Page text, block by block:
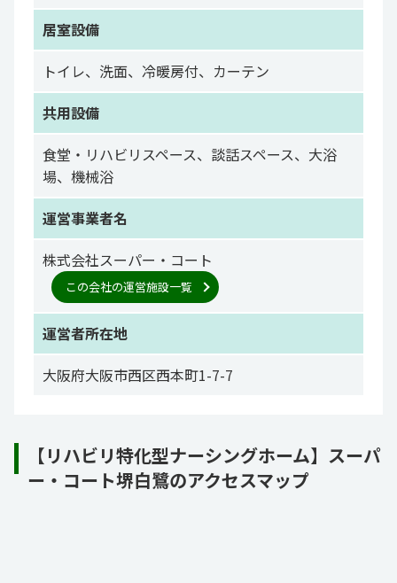
居室設備
トイレ、洗面、冷暖房付、カーテン
共用設備
食堂・リハビリスペース、談話スペース、大浴
場、機械浴
運営事業者名
株式会社スーパー・コート
この会社の運営施設一覧
運営者所在地
大阪府大阪市西区西本町1-7-7
【リハビリ特化型ナーシングホーム】スーパ
ー・コート堺白鷺のアクセスマップ